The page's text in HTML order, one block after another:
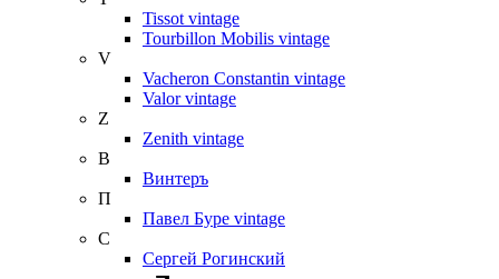
Tissot vintage
Tourbillon Mobilis vintage
V
Vacheron Constantin vintage
Valor vintage
Z
Zenith vintage
В
Винтеръ
П
Павел Буре vintage
С
Сергей Рогинский